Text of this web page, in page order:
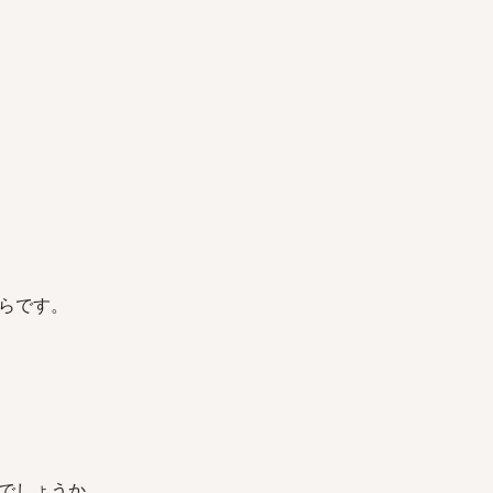
す。